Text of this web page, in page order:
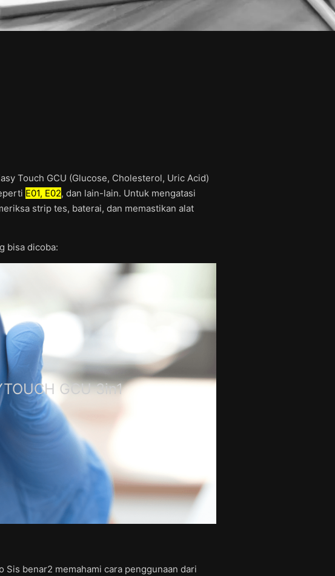
Touch GCU (Glucose, Cholesterol, Uric Acid)
E01, E02, dan lain-lain. Untuk mengatasi
strip tes, baterai, dan memastikan alat
bisa dicoba:
GCU 3in1
benar2 memahami cara penggunaan dari